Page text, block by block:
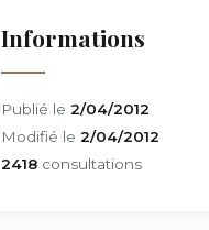
Informations
Publié le 2/04/2012
Modifié le 2/04/2012
2418 consultations